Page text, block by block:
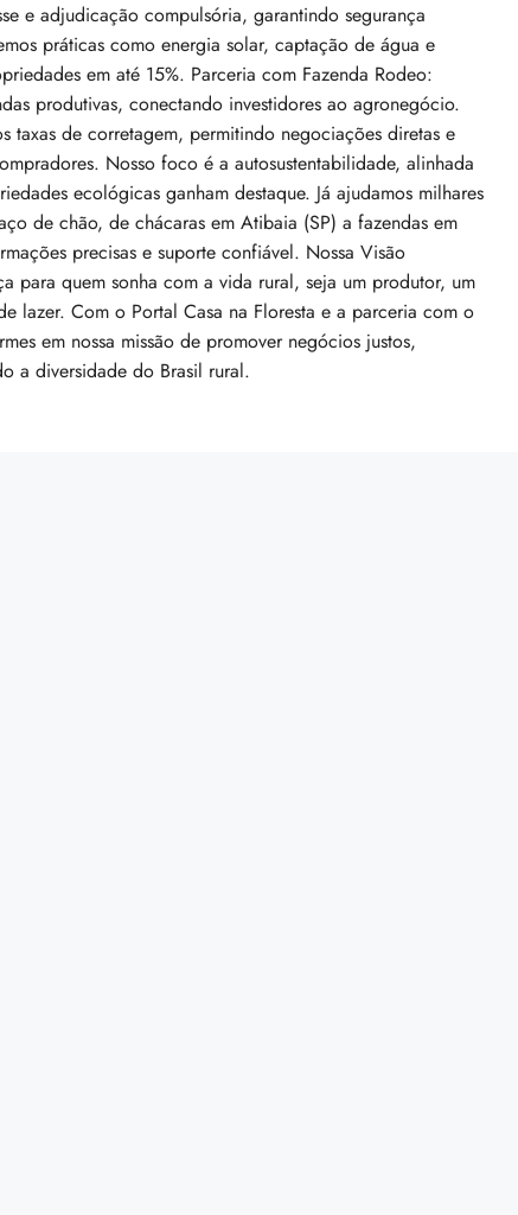
e adjudicação compulsória, garantindo segurança
práticas como energia solar, captação de água e
em até 15%. Parceria com Fazenda Rodeo:
produtivas, conectando investidores ao agronegócio.
taxas de corretagem, permitindo negociações diretas e
Nosso foco é a autosustentabilidade, alinhada
ecológicas ganham destaque. Já ajudamos milhares
de chão, de chácaras em Atibaia (SP) a fazendas em
precisas e suporte confiável. Nossa Visão
para quem sonha com a vida rural, seja um produtor, um
lazer. Com o Portal Casa na Floresta e a parceria com o
em nossa missão de promover negócios justos,
a diversidade do Brasil rural.
60620, USA
Venda De Reserva Particular Legalizada
– 1.510 Ha De Cerrado Preservado Em
Alto Paraíso De Goiás
Alto Paraíso de Goiás, Região Geográfica Imediata
de Flores de Goiás, Região Geográfica Intermediária
de Luziânia-Águas Lindas de Goiás, Goiás, Região
Centro-Oeste, 73770-000, Brasil